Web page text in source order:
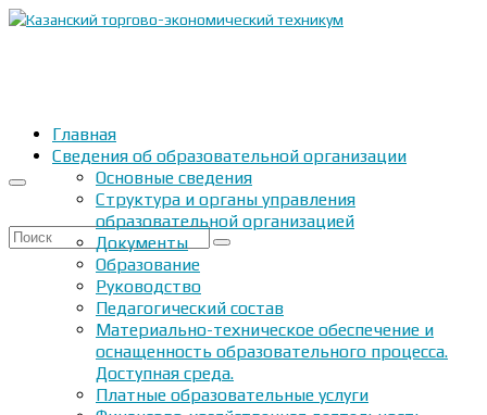
Искать:
Главная
Сведения об образовательной организации
Основные сведения
Структура и органы управления
образовательной организацией
Документы
Образование
Руководство
Педагогический состав
Материально-техническое обеспечение и
оснащенность образовательного процесса.
Доступная среда.
Платные образовательные услуги